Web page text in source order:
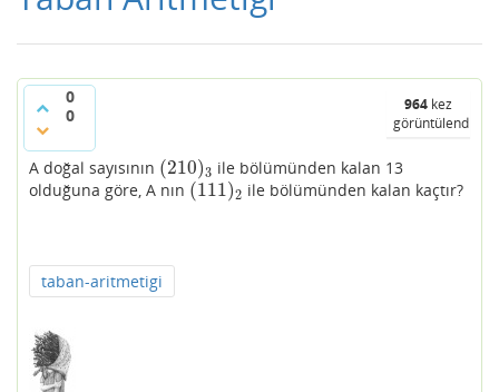
0
0
964 kez
görüntülendi
A doğal sayısının (210)3
(210)3
ile bölümünden kalan 13
olduğuna göre, A nın (111)2
(111)2 ile bölümünden kalan kaçtır?
210 3
taban-aritmetigi